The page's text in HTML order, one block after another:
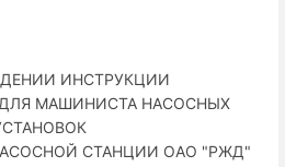
ИНСТРУКЦИИ
МАШИНИСТА НАСОСНЫХ
СТАНЦИИ ОАО "РЖД"